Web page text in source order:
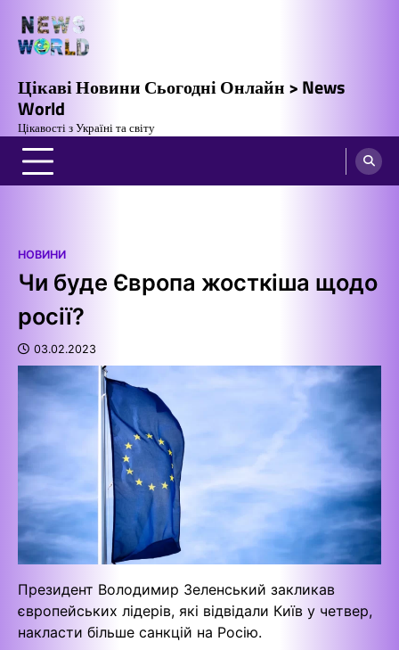
вмісту
Цікаві Новини Сьогодні Онлайн > News
World
Цікавості з Україні та світу
НОВИНИ
Чи буде Європа жосткіша щодо
росії?
03.02.2023
Президент Володимир Зеленський закликав
європейських лідерів, які відвідали Київ у четвер,
накласти більше санкцій на Росію.